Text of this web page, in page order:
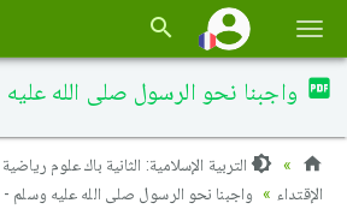
la
واجبنا نحو الرسول صلى الله
التربية الإسلامية: الثانية باك علوم
الإقتداء
واجبنا نحو الرسول صلى الله عليه وسلم -